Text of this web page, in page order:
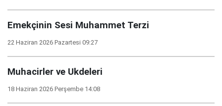
Emekçinin Sesi Muhammet Terzi
22 Haziran 2026 Pazartesi 09:27
Muhacirler ve Ukdeleri
18 Haziran 2026 Perşembe 14:08